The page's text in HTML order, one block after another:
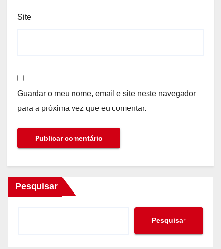
Site
Guardar o meu nome, email e site neste navegador
para a próxima vez que eu comentar.
Pesquisar
Pesquisar